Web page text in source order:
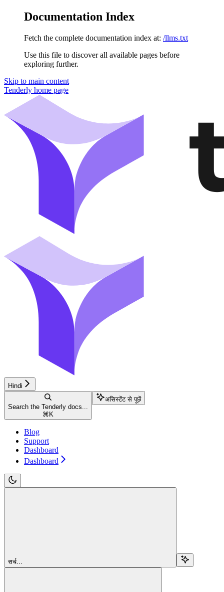
Documentation Index
Fetch the complete documentation index at: /llms.txt
Use this file to discover all available pages before
exploring further.
Skip to main content
Tenderly home page
Hindi
Search the Tenderly docs...
⌘ K
असिस्टेंट से पूछें
Blog
Support
Dashboard
Dashboard
सर्च...